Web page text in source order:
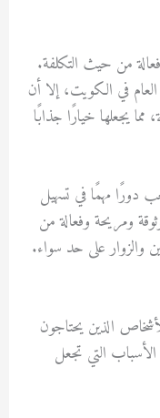
من حيث التكلفة.
في الكويت، إلا أن
يجعلها خيارًا جذابًا
دورًا مهمًا في تسهيل
ومريحة وفعالة من
والزوار على حد سواء.
الذين يحتاجون
التي تجعل